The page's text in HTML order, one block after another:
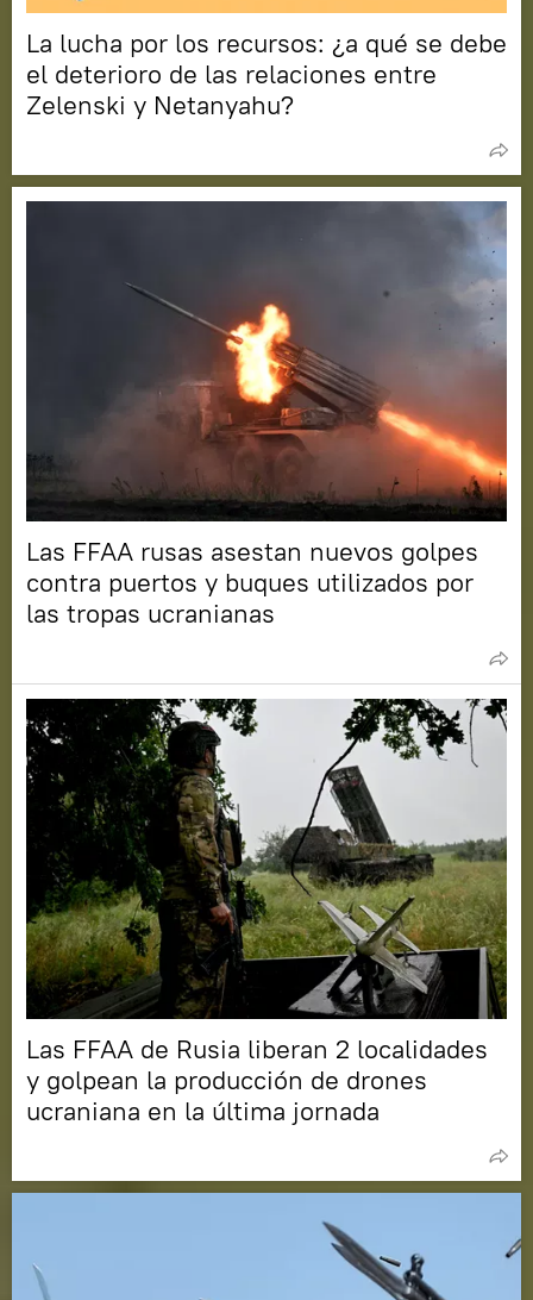
La lucha por los recursos: ¿a qué se debe
el deterioro de las relaciones entre
Zelenski y Netanyahu?
Las FFAA rusas asestan nuevos golpes
contra puertos y buques utilizados por
las tropas ucranianas
Las FFAA de Rusia liberan 2 localidades
y golpean la producción de drones
ucraniana en la última jornada